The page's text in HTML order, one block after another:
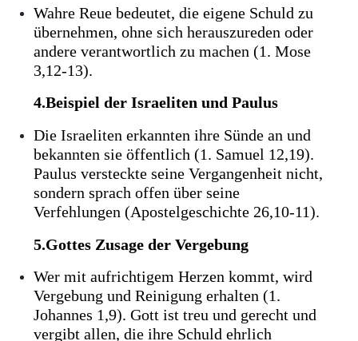
Wahre Reue bedeutet, die eigene Schuld zu
übernehmen, ohne sich herauszureden oder
andere verantwortlich zu machen (1. Mose
3,12-13).
4.Beispiel der Israeliten und Paulus
Die Israeliten erkannten ihre Sünde an und
bekannten sie öffentlich (1. Samuel 12,19).
Paulus versteckte seine Vergangenheit nicht,
sondern sprach offen über seine
Verfehlungen (Apostelgeschichte 26,10-11).
5.Gottes Zusage der Vergebung
Wer mit aufrichtigem Herzen kommt, wird
Vergebung und Reinigung erhalten (1.
Johannes 1,9). Gott ist treu und gerecht und
vergibt allen, die ihre Schuld ehrlich